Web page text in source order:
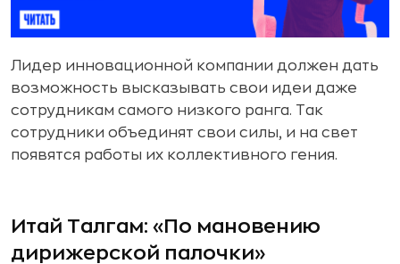
Лидер инновационной компании должен дать
возможность высказывать свои идеи даже
сотрудникам самого низкого ранга. Так
сотрудники объединят свои силы, и на свет
появятся работы их коллективного гения.
Итай Талгам: «По мановению
дирижерской палочки»